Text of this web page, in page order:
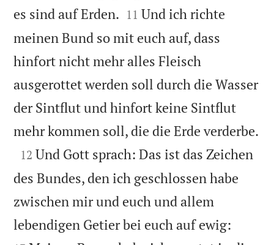
es sind auf Erden. 

11 Und ich richte
meinen Bund so mit euch auf, dass
hinfort nicht mehr alles Fleisch
ausgerottet werden soll durch die Wasser
der Sintflut und hinfort keine Sintflut
mehr kommen soll, die die Erde verderbe.

12 Und Gott sprach: Das ist das Zeichen
des Bundes, den ich geschlossen habe
zwischen mir und euch und allem
lebendigen Getier bei euch auf ewig: